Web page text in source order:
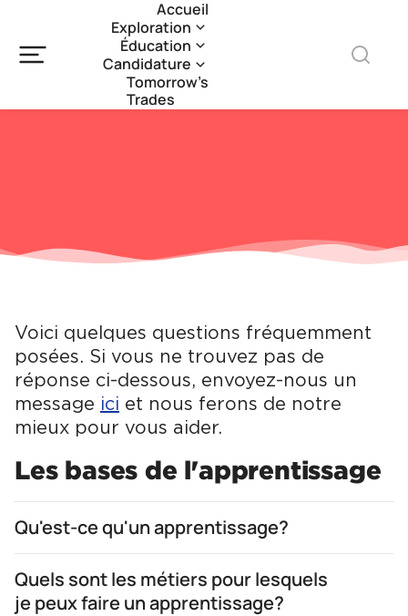
Accueil
Exploration
Éducation
Candidature
Tomorrow’s
Trades
Voici quelques questions fréquemment
posées. Si vous ne trouvez pas de
réponse ci-dessous, envoyez-nous un
message ici et nous ferons de notre
mieux pour vous aider.
Les bases de l'apprentissage
Qu'est-ce qu'un apprentissage?
Quels sont les métiers pour lesquels
je peux faire un apprentissage?